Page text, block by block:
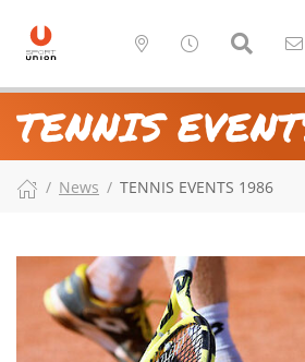
TENNIS
News TENNIS EVENTS 1986